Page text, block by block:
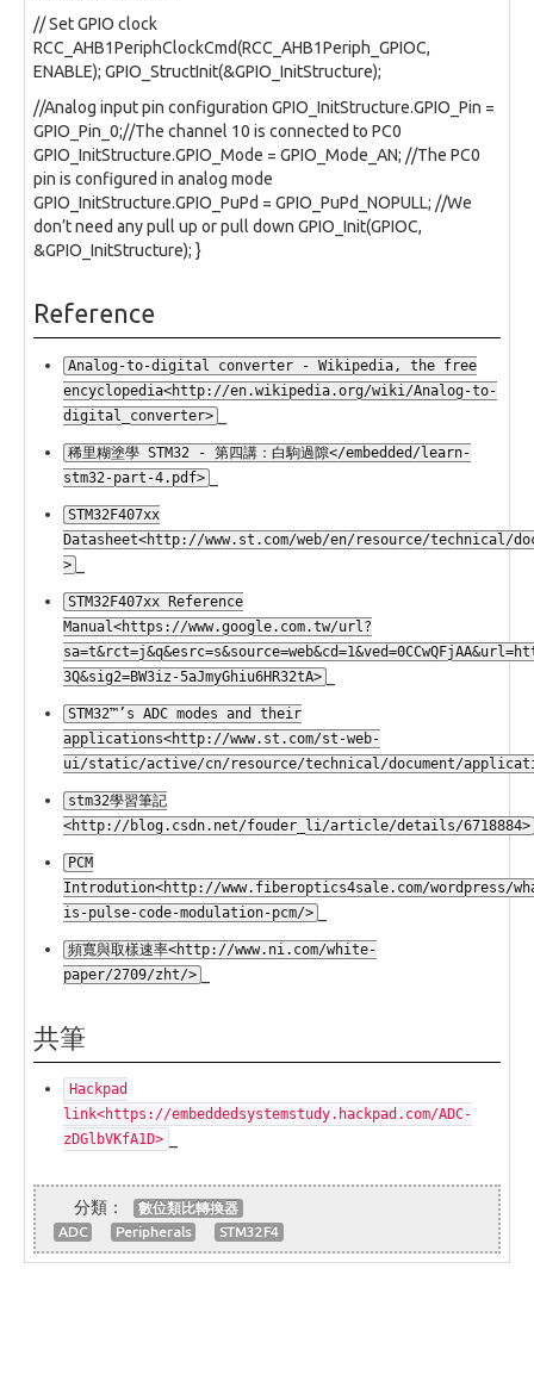
// Set GPIO clock
RCC_AHB1PeriphClockCmd(RCC_AHB1Periph_GPIOC,
ENABLE); GPIO_StructInit(&GPIO_InitStructure);
//Analog input pin configuration GPIO_InitStructure.GPIO_Pin =
GPIO_Pin_0;//The channel 10 is connected to PC0
GPIO_InitStructure.GPIO_Mode = GPIO_Mode_AN; //The PC0
pin is configured in analog mode
GPIO_InitStructure.GPIO_PuPd = GPIO_PuPd_NOPULL; //We
don’t need any pull up or pull down GPIO_Init(GPIOC,
&GPIO_InitStructure); }
Reference
Analog-to-digital converter - Wikipedia, the free
encyclopedia<http://en.wikipedia.org/wiki/Analog-to-
digital_converter>
稀里糊塗學 STM32 - 第四講：白駒過隙</embedded/learn-
stm32-part-4.pdf>
STM32F407xx
Datasheet<http://www.st.com/web/en/resource/technical/
>
STM32F407xx Reference
Manual<https://www.google.com.tw/url?
3Q&sig2=BW3iz-5aJmyGhiu6HR32tA>
STM32™’s ADC modes and their
applications<http://www.st.com/st-web-
ui/static/active/cn/resource/technical/document/
stm32學習筆記
<http://blog.csdn.net/fouder_li/article/details/6718884>
PCM
Introdution<http://www.fiberoptics4sale.com/wordpress/
is-pulse-code-modulation-pcm/>
頻寬與取樣速率<http://www.ni.com/white-
paper/2709/zht/>
共筆
Hackpad
link<https://embeddedsystemstudy.hackpad.com/ADC-
zDGlbVKfA1D>
數位類比轉換器
ADC
Peripherals STM32F4